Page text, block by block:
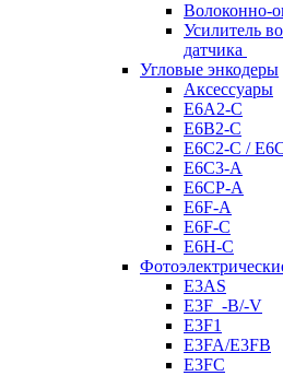
Волоконно-
Усилитель
датчика
Угловые энкодеры
Аксессуары
E6A2-C
E6B2-C
E6C2-C /
E6C3-A
E6CP-A
E6F-A
E6F-C
E6H-C
E3AS
E3F_-B/-V
E3F1
E3FA/E3FB
E3FC